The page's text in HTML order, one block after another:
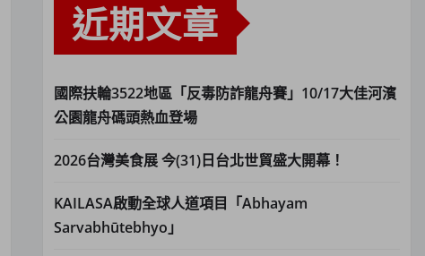
近期文章
國際扶輪3522地區「反毒防詐龍舟賽」10/17大佳河濱
公園龍舟碼頭熱血登場
2026台灣美食展 今(31)日台北世貿盛大開幕！
KAILASA啟動全球人道項目「Abhayam
Sarvabhūtebhyo」